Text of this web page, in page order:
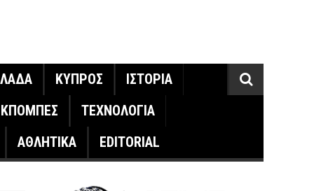
ΚΥΠΡΟΣ
ΙΣΤΟΡΙΑ
ΤΕΧΝΟΛΟΓΙΑ
ΑΘΛΗΤΙΚΑ
EDITORIAL